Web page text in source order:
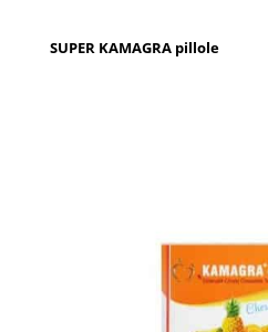
SUPER KAMAGRA pillole